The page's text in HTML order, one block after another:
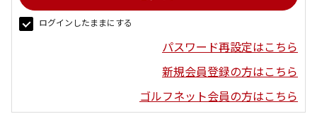
ログインしたままにする
パスワード再設定はこちら
新規会員登録の方はこちら
ゴルフネット会員の方はこちら